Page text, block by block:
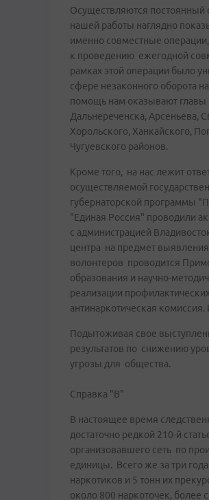
Осуществляются постоянный
нашей работы наглядно
именно совместные
к проведению ежегодной
рамках этой операции было
сфере незаконного оборота
помощь нам оказывают главы
Дальнереченска, Арсеньева,
Хорольского, Ханкайского,
Чугуевского районов.
Кроме того, на нас лежит
осуществляемой
губернаторской программы
"Единая Россия" проводили
с администрацией
центра на предмет
волонтеров проводится
образования и научно-
реализации
антинаркотическая
Подытоживая свое
результатов по снижению
угрозы для общества.
Справка "В"
В настоящее время
достаточно редкой 210-й
организовавшего сеть по
единицы. Всего же за три
наркотиков и 5 тонн их
около 800 наркоточек, более